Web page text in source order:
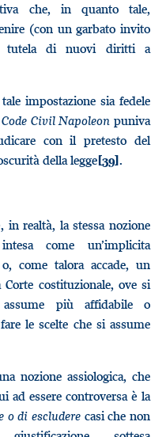
che, in quanto tale,
(con un garbato invito
tutela di nuovi diritti a
impostazione sia fedele
Code Civil Napoleon puniva
con il pretesto del
della legge[39].
in realtà, la stessa nozione
come un’implicita
come talora accade, un
costituzionale, ove si
più affidabile o
le scelte che si assume
nozione assiologica, che
ad essere controversa è la
o di escluderecasi che non